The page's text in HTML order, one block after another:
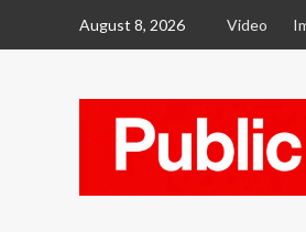
August 8, 2026 Video